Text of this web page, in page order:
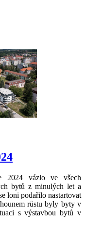
2024 vázlo ve všech
bytů z minulých let a
loni podařilo nastartovat
růstu byly byty v
s výstavbou bytů v